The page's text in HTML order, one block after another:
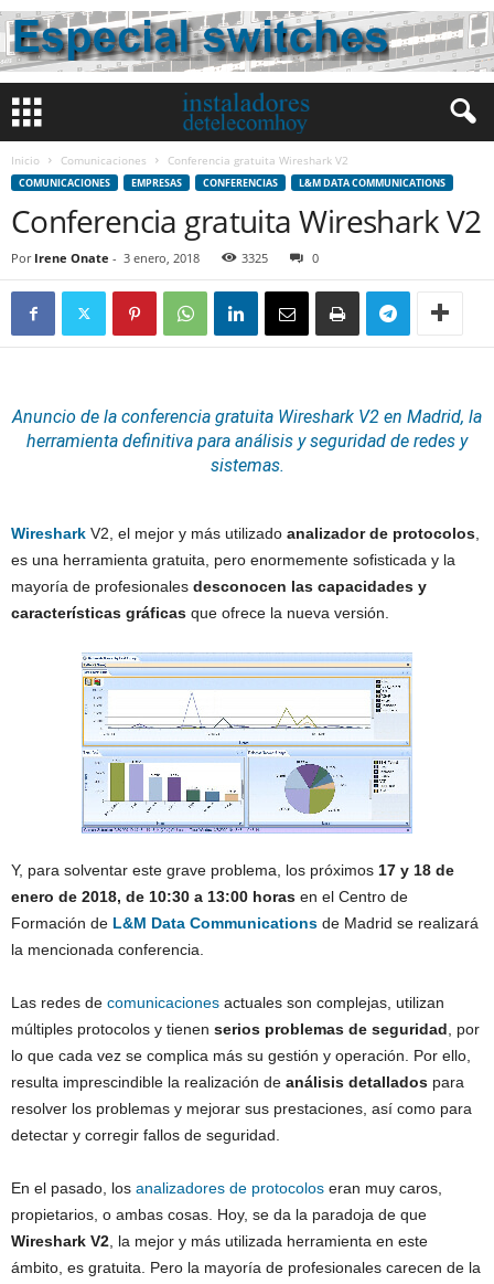
Inicio Comunicaciones Conferencia gratuita Wireshark V2
COMUNICACIONES EMPRESAS CONFERENCIAS L&M DATA COMMUNICATIONS
Conferencia gratuita Wireshark V2
Por Irene Onate - 3 enero, 2018 3325 0
Anuncio de la conferencia gratuita Wireshark V2 en Madrid, la
herramienta definitiva para análisis yseguridad de redes y
sistemas.
Wireshark V2, el mejor y más utilizado analizador de protocolos
es una herramienta gratuita, pero enormemente sofisticada y la
mayoría de profesionales desconocen las capacidades y
características gráficas que ofrece la nueva versión.
Y, para solventar este grave problema, los próximos 17 y 18 de
enero de 2018, de 10:30 a 13:00 horas en el Centro de
Formación de L&M Data Communications de Madrid se realizará
la mencionada conferencia.
Las redes de comunicaciones actuales son complejas, utilizan
múltiples protocolos y tienen serios problemas de seguridad , por
lo que cada vez se complica más su gestión y operación. Por ello,
resulta imprescindible la realización de análisis detallados para
resolver los problemas y mejorar sus prestaciones, así como para
detectar y corregir fallos de seguridad.
En el pasado, los analizadores de protocolos eran muy caros,
propietarios, o ambas cosas. Hoy, se da la paradoja de que
Wireshark V2 , la mejor y más utilizada herramienta en este
ámbito, es gratuita. Pero la mayoría de profesionales carecen de la